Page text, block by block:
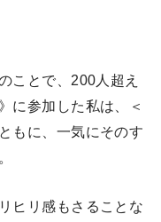
ことで、200人超え
に参加した私は、＜
もに、一気にそのす
ヒリ感もさることな